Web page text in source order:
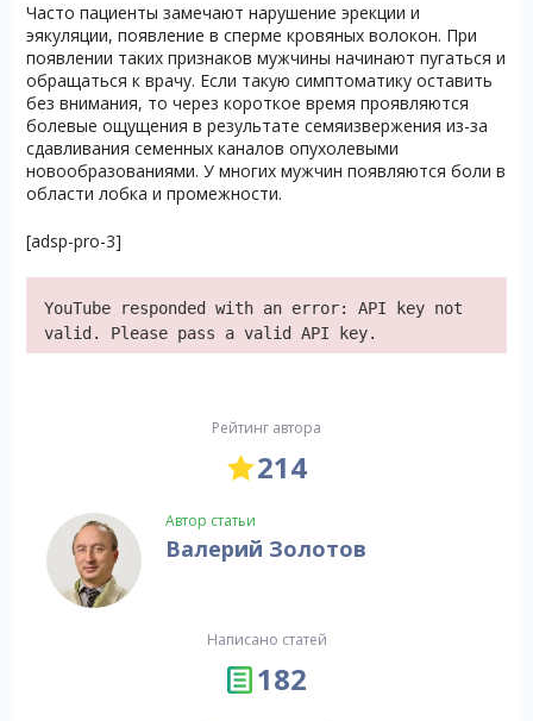
Часто пациенты замечают нарушение эрекции и
эякуляции, появление в сперме кровяных волокон. При
появлении таких признаков мужчины начинают пугаться и
обращаться к врачу. Если такую симптоматику оставить
без внимания, то через короткое время проявляются
болевые ощущения в результате семяизвержения из-за
сдавливания семенных каналов опухолевыми
новообразованиями. У многих мужчин появляются боли в
области лобка и промежности.
[adsp-pro-3]
YouTube responded with an error: API key not
valid. Please pass a valid API key.
Рейтинг автора
214
Автор статьи
Валерий Золотов
Написано статей
182